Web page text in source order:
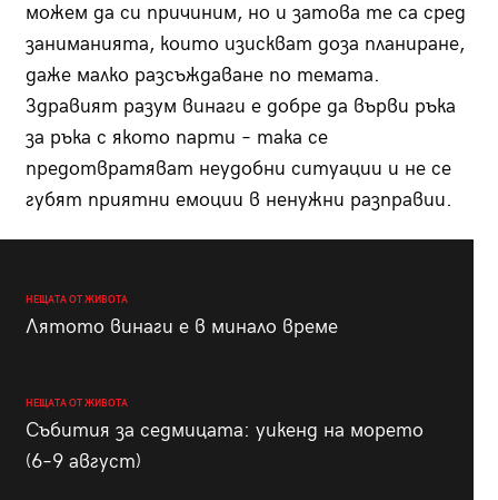
можем да си причиним, но и затова те са сред
заниманията, които изискват доза планиране,
даже малко разсъждаване по темата.
Здравият разум винаги е добре да върви ръка
за ръка с якото парти – така се
предотвратяват неудобни ситуации и не се
губят приятни емоции в ненужни разправии.
НЕЩАТА ОТ ЖИВОТА
Лятото винаги е в минало време
НЕЩАТА ОТ ЖИВОТА
Събития за седмицата: уикенд на морето
(6–9 август)